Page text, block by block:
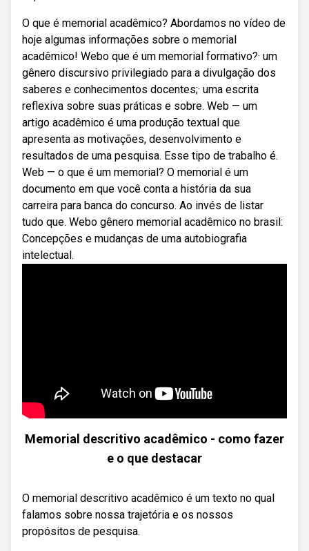
O que é memorial acadêmico? Abordamos no vídeo de
hoje algumas informações sobre o memorial
acadêmico! Webo que é um memorial formativo?· um
gênero discursivo privilegiado para a divulgação dos
saberes e conhecimentos docentes;· uma escrita
reflexiva sobre suas práticas e sobre. Web — um
artigo acadêmico é uma produção textual que
apresenta as motivações, desenvolvimento e
resultados de uma pesquisa. Esse tipo de trabalho é.
Web — o que é um memorial? O memorial é um
documento em que você conta a história da sua
carreira para banca do concurso. Ao invés de listar
tudo que. Webo gênero memorial acadêmico no brasil:
Concepções e mudanças de uma autobiografia
intelectual.
Memorial descritivo acadêmico - como fazer
e o que destacar
O memorial descritivo acadêmico é um texto no qual
falamos sobre nossa trajetória e os nossos
propósitos de pesquisa.